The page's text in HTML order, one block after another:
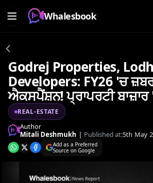
Whalesbook
Godrej Properties,
Developers: FY26 'ਚ
ਐਕਸਪੈਂਸ਼ਨ! ਪ੍ਰਾਪਰਟੀ
REAL-ESTATE
Author
Mitali Deshmukh | Published at:5th May
Add as a Preferred
Source on Google